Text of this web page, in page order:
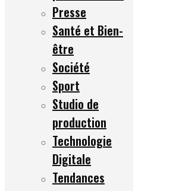
Presse
Santé et Bien-
être
Société
Sport
Studio de
production
Technologie
Digitale
Tendances